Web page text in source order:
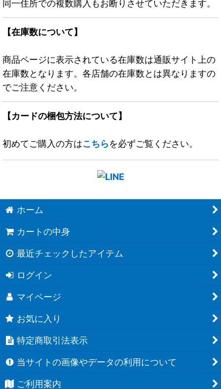
同一住所での複数購入もお断りさせていただきます。
【在庫数について】
商品ページに表示されている在庫数は通販サイト上の
在庫数となります。各店舗の在庫数とは異なりますの
でご注意ください。
【カードの梱包方法について】
初めてご購入の方はこちらを必ずご覧ください。
ホーム
カートの中身
最近チェックしたアイテム
ログイン
マイページ
お気に入り
特定商取引法表示
当サイトの画像やデータの利用について
ご利用案内